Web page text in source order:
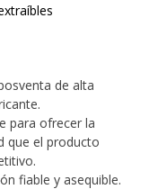
de alta
para ofrecer la
que el producto
fiable y asequible.